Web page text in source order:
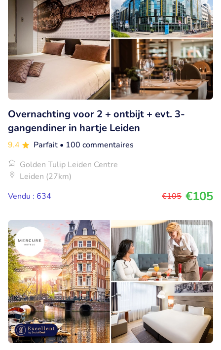
Overnachting voor 2 + ontbijt + evt. 3-
gangendiner in hartje Leiden
9.4 Parfait • 100 commentaires
Golden Tulip Leiden Centre
Leiden (27km)
Vendu : 634
€105 €105